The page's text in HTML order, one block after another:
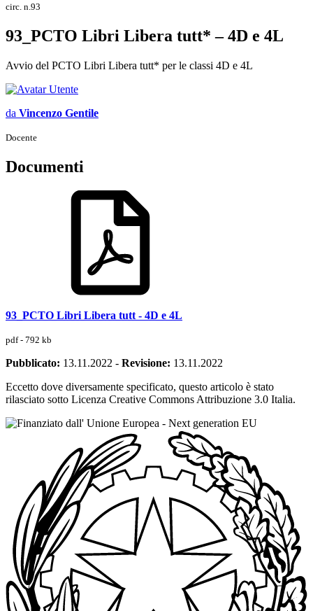
circ. n.93
93_PCTO Libri Libera tutt* – 4D e 4L
Avvio del PCTO Libri Libera tutt* per le classi 4D e 4L
da Vincenzo Gentile
Docente
Documenti
93_PCTO Libri Libera tutt - 4D e 4L
pdf - 792 kb
Pubblicato: 13.11.2022 - Revisione: 13.11.2022
Eccetto dove diversamente specificato, questo articolo è stato
rilasciato sotto Licenza Creative Commons Attribuzione 3.0 Italia.